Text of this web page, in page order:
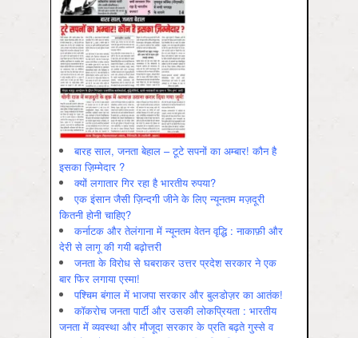
बारह साल, जनता बेहाल – टूटे सपनों का अम्बार! कौन है
इसका ज़िम्मेदार ?
क्यों लगातार गिर रहा है भारतीय रुपया?
एक इंसान जैसी ज़िन्दगी जीने के लिए न्यूनतम मज़दूरी
कितनी होनी चाहिए?
कर्नाटक और तेलंगाना में न्यूनतम वेतन वृद्धि : नाकाफ़ी और
देरी से लागू की गयी बढ़ोत्तरी
जनता के विरोध से घबराकर उत्तर प्रदेश सरकार ने एक
बार फिर लगाया एस्मा!
पश्चिम बंगाल में भाजपा सरकार और बुलडोज़र का आतंक!
कॉकरोच जनता पार्टी और उसकी लोकप्रियता : भारतीय
जनता में व्‍यवस्‍था और मौजूदा सरकार के प्रति बढ़ते गुस्‍से व